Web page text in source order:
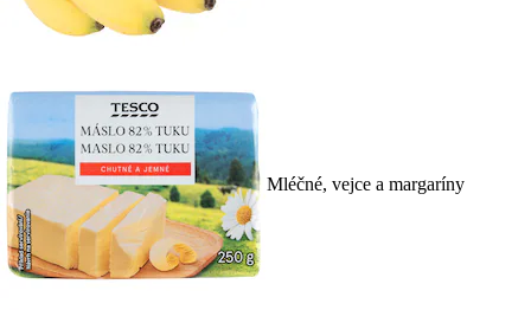
Mléčné, vejce a margaríny